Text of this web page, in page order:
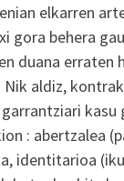
elkarren
gora behera
duana erraten
aldiz,
kasu
: abertzalea
identitarioa